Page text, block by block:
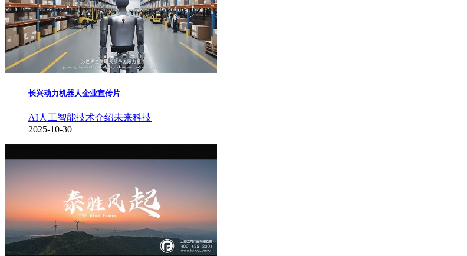
长兴动力机器人企业宣传片
AI人工智能技术介绍未来科技
2025-10-30